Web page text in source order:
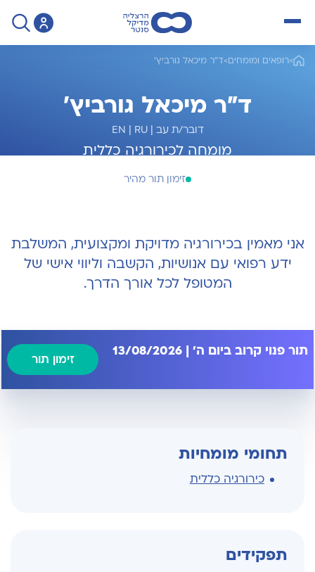
>רופאים ומומחים>ד"ר מיכאל גורביץ'
ד"ר מיכאל גורביץ'
דובר/ת עב |
EN | RU
מומחה לכירורגיה כללית
זימון תור מהיר
אני מאמין בכירורגיה מדויקת ומקצועית, המשלבת
ידע רפואי עם אנושיות, הקשבה וליווי אישי של
המטופל לכל אורך הדרך.
תור פנוי קרוב ביום ה' | 13/08/2026
זימון תור
תחומי מומחיות
כירורגיה כללית
תפקידים